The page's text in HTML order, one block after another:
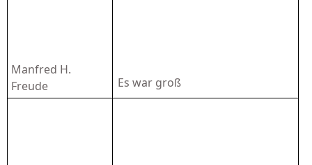
Manfred H.
Freude
Es war groß